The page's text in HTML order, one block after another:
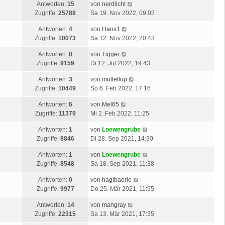
Antworten: 15
Zugriffe: 25788
von nerdlicht
Sa 19. Nov 2022, 09:03
Antworten: 4
Zugriffe: 10073
von Hans1
Sa 12. Nov 2022, 20:43
Antworten: 0
Zugriffe: 9159
von Tigger
Di 12. Jul 2022, 19:43
Antworten: 3
Zugriffe: 10449
von mulleflup
So 6. Feb 2022, 17:16
Antworten: 6
Zugriffe: 11379
von Mel65
Mi 2. Feb 2022, 11:25
Antworten: 1
Zugriffe: 8846
von Loewengrube
Di 28. Sep 2021, 14:30
Antworten: 1
Zugriffe: 8548
von Loewengrube
Sa 18. Sep 2021, 11:38
Antworten: 0
Zugriffe: 9977
von hagibaerle
Do 25. Mär 2021, 11:55
Antworten: 14
Zugriffe: 22315
von mangray
Sa 13. Mär 2021, 17:35